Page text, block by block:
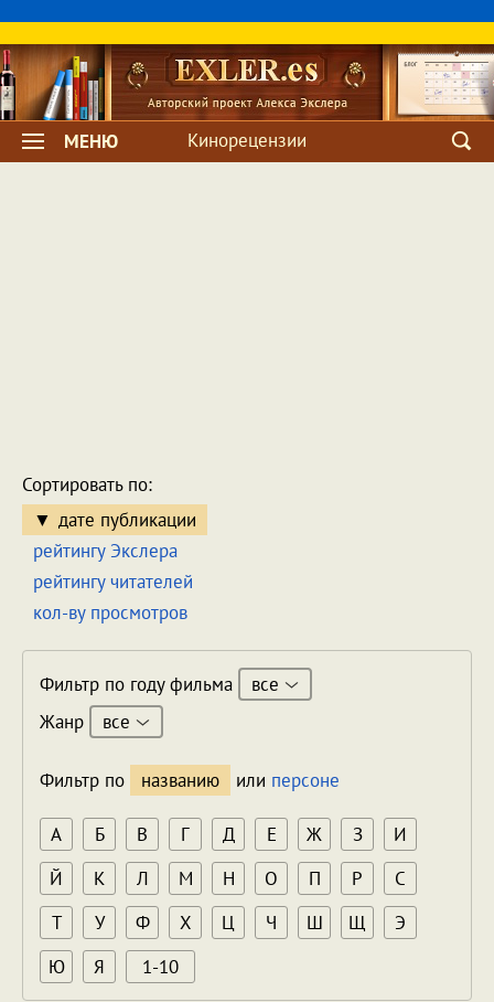
МЕНЮ Кинорецензии
Сортировать по:
дате публикации
рейтингу Экслера
рейтингу читателей
кол-ву просмотров
Фильтр по году фильма
все
Жанр
все
Фильтр по названию или персоне
А Б В Г Д Е Ж З
И
Й
К Л М Н О П Р
С
Т
У Ф Х Ц Ч Ш Щ
Э
Ю
Я 1-10